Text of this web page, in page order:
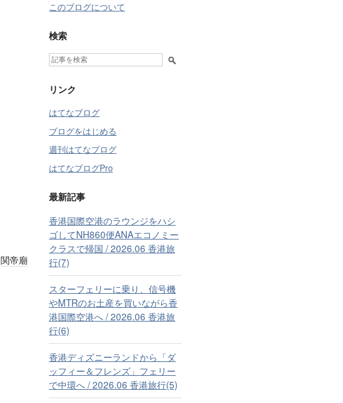
関帝廟
このブログについて
検索
リンク
はてなブログ
ブログをはじめる
週刊はてなブログ
はてなブログPro
最新記事
香港国際空港のラウンジをハシ
ゴしてNH860便ANAエコノミー
クラスで帰国 / 2026.06 香港旅
行(7)
スターフェリーに乗り、信号機
やMTRのお土産を買いながら香
港国際空港へ / 2026.06 香港旅
行(6)
香港ディズニーランドから「ダ
ッフィー＆フレンズ」フェリー
で中環へ / 2026.06 香港旅行(5)